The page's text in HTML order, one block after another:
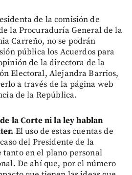
de la comisión de
la Procuraduría General de la
Carreño, no se podrán
pública los Acuerdos para
de la directora de la
Electoral, Alejandra Barrios,
a través de la página web
de la República.
la Corte ni la ley hablan
El uso de estas cuentas de
del Presidente de la
tanto en el plano personal
De ahí que, por el número